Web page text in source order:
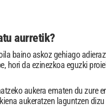
aurretik?
baino askoz gehiago
hori da ezinezkoa eguzki
aukera ematen du zure
aukeratzen laguntzen